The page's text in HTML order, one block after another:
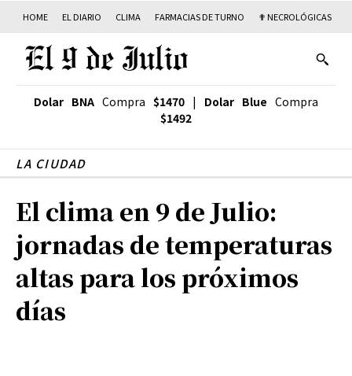
HOME EL DIARIO CLIMA FARMACIAS DE TURNO ✟ NECROLÓGICAS
Dolar BNA Compra $1470 | Dolar Blue Compra
$1492
LA CIUDAD
El clima en 9 de Julio:
jornadas de temperaturas
altas para los próximos
días